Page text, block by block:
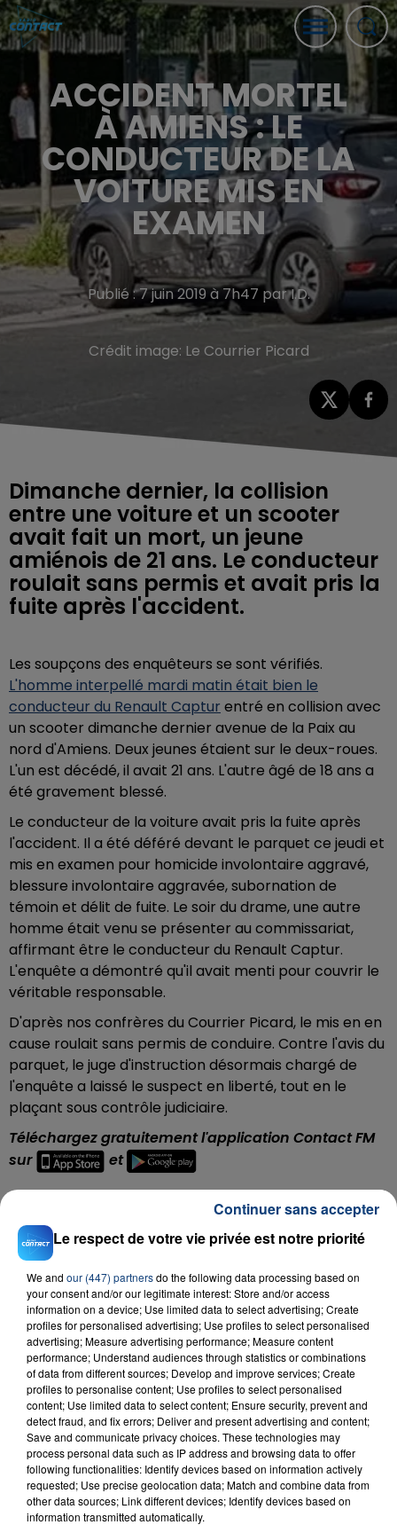
ACCIDENT MORTEL
À AMIENS : LE
CONDUCTEUR DE LA
VOITURE MIS EN
EXAMEN
Publié : 7 juin 2019 à 7h47 par I.D.
Crédit image: Le Courrier Picard
Dimanche dernier, la collision
entre une voiture et un scooter
avait fait un mort, un jeune
amiénois de 21 ans. Le conducteur
roulait sans permis et avait pris la
fuite après l'accident.
Les soupçons des enquêteurs se sont vérifiés.
L'homme interpellé mardi matin était bien le
conducteur du Renault Captur entré en collision avec
un scooter dimanche dernier avenue de la Paix au
nord d'Amiens. Deux jeunes étaient sur le deux-roues.
L'un est décédé, il avait 21 ans. L'autre âgé de 18 ans a
été gravement blessé.
Le conducteur de la voiture avait pris la fuite après
l'accident. Il a été déféré devant le parquet ce jeudi et
mis en examen pour homicide involontaire aggravé,
blessure involontaire aggravée, subornation de
témoin et délit de fuite. Le soir du drame, une autre
homme était venu se présenter au commissariat,
affirmant être le conducteur du Renault Captur.
L'enquête a démontré qu'il avait menti pour couvrir le
véritable responsable.
D'après nos confrères du Courrier Picard, le mis en en
cause roulait sans permis de conduire. Contre l'avis du
parquet, le juge d'instruction désormais chargé de
l'enquête a laissé le suspect en liberté, tout en le
plaçant sous contrôle judiciaire.
Téléchargez gratuitement l'application Contact FM
sur
et
Rude Boy
RIHANNA
FIL D'ACTU
Le respect de votre vie privée est notre priorité
We and our (447) partnersdo the following data processing based on
your consent and/or our legitimate interest: Store and/or access
information on a device; Use limited data to select advertising; Create
profiles for personalised advertising; Use profiles to select personalised
advertising; Measure advertising performance; Measure content
performance; Understand audiences through statistics or combinations
of data from different sources; Develop and improve services; Create
profiles to personalise content; Use profiles to select personalised
content; Use limited data to select content; Ensure security, prevent and
detect fraud, and fix errors; Deliver and present advertising and content;
Save and communicate privacy choices. These technologies may
process personal data such as IP address and browsing data to offer
following functionalities: Identify devices based on information actively
requested; Use precise geolocation data; Match and combine data from
other data sources; Link different devices; Identify devices based on
information transmitted automatically.
Continuer sans accepter